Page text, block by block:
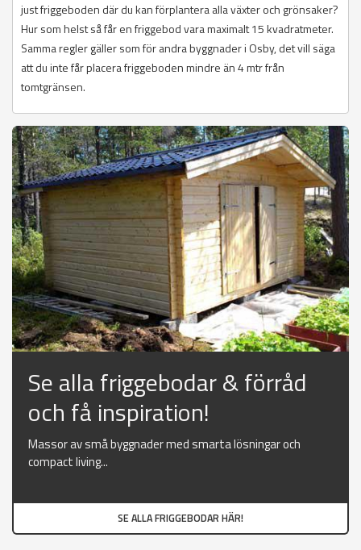
just friggeboden där du kan förplantera alla växter och grönsaker?
Hur som helst så får en friggebod vara maximalt 15 kvadratmeter.
Samma regler gäller som för andra byggnader i Osby, det vill säga
att du inte får placera friggeboden mindre än 4 mtr från
tomtgränsen.
Se alla friggebodar & förråd
och få inspiration!
Massor av små byggnader med smarta lösningar och
compact living...
SE ALLA FRIGGEBODAR HÄR!